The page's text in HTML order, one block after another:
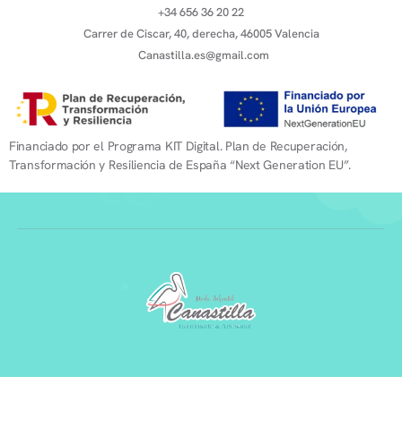
+34 656 36 20 22
Carrer de Ciscar, 40, derecha, 46005 Valencia
Canastilla.es@gmail.com
Financiado por el Programa KIT Digital. Plan de Recuperación,
Transformación y Resiliencia de España “Next Generation EU”.